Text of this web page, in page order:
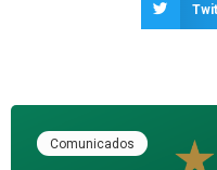
Comunicados